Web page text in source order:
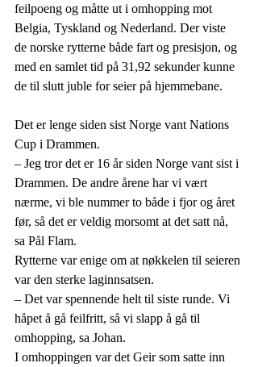
feilpoeng og måtte ut i omhopping mot
Belgia, Tyskland og Nederland. Der viste
de norske rytterne både fart og presisjon, og
med en samlet tid på 31,92 sekunder kunne
de til slutt juble for seier på hjemmebane.
Det er lenge siden sist Norge vant Nations
Cup i Drammen.
– Jeg tror det er 16 år siden Norge vant sist i
Drammen. De andre årene har vi vært
nærme, vi ble nummer to både i fjor og året
før, så det er veldig morsomt at det satt nå,
sa Pål Flam.
Rytterne var enige om at nøkkelen til seieren
var den sterke laginnsatsen.
– Det var spennende helt til siste runde. Vi
håpet å gå feilfritt, så vi slapp å gå til
omhopping, sa Johan.
I omhoppingen var det Geir som satte inn